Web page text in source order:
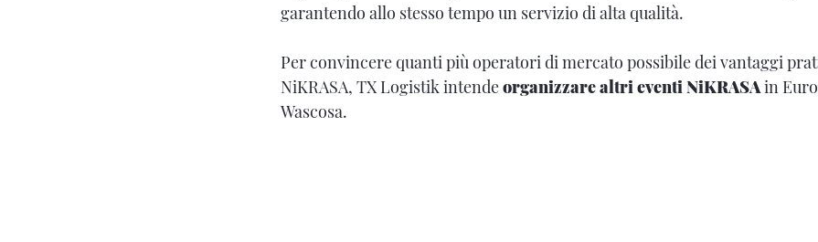
garantendo allo stesso tempo un servizio di alta qualità.
Per convincere quanti più operatori di mercato possibile dei vantaggi
NiKRASA, TX Logistik intendeorganizzare altri eventi NiKRASAin
Wascosa.